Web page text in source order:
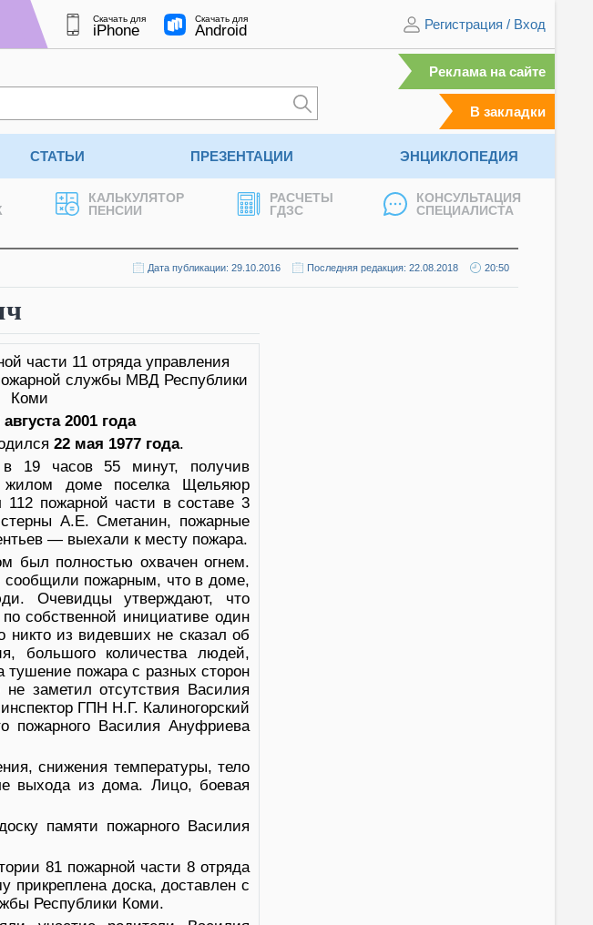
Скачать для
iPhone
Скачать для
Android Регистрация / Вход
Реклама на сайте
В закладки
СТАТЬИ ПРЕЗЕНТАЦИИ ЭНЦИКЛОПЕДИЯ
КАЛЬКУЛЯТОР
ПЕНСИИ
РАСЧЕТЫ
ГДЗС
КОНСУЛЬТАЦИЯ
СПЕЦИАЛИСТА
Дата публикации: 29.10.2016 Последняя редакция: 22.08.2018 20:50
части 11 отряда управления
службы МВД Республики
Коми
2001 года
22 мая 1977 года.
19 часов 55 минут, получив
доме поселка Щельяюр
112 пожарной части в составе 3
А.Е. Сметанин, пожарные
— выехали к месту пожара.
был полностью охвачен огнем.
сообщили пожарным, что в доме,
Очевидцы утверждают, что
собственной инициативе один
из видевших не сказал об
большого количества людей,
тушение пожара с разных сторон
заметил отсутствия Василия
ГПН Н.Г. Калиногорский
пожарного Василия Ануфриева
снижения температуры, тело
выхода из дома. Лицо, боевая
памяти пожарного Василия
81 пожарной части 8 отряда
доска, доставлен с
Республики Коми.